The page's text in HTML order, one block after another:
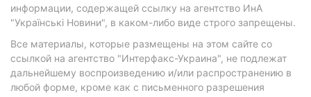
информации, содержащей ссылку на агентство ИнА
"Українські Новини", в каком-либо виде строго запрещены.
Все материалы, которые размещены на этом сайте со
ссылкой на агентство "Интерфакс-Украина", не подлежат
дальнейшему воспроизведению и/или распространению в
любой форме, кроме как с письменного разрешения